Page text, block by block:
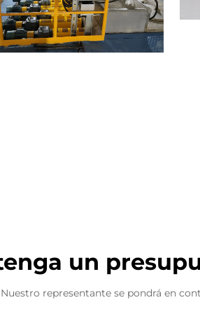
un
Nuestro representante se pondrá en